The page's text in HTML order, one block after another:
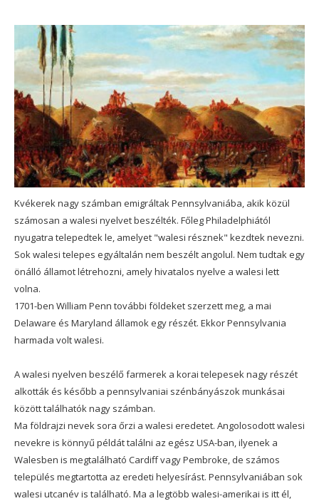
Kvékerek nagy számban emigráltak Pennsylvaniába, akik közül
számosan a walesi nyelvet beszélték. Főleg Philadelphiától
nyugatra telepedtek le, amelyet "walesi résznek" kezdtek nevezni.
Sok walesi telepes egyáltalán nem beszélt angolul. Nem tudtak egy
önálló államot létrehozni, amely hivatalos nyelve a walesi lett
volna.
1701-ben William Penn további földeket szerzett meg, a mai
Delaware és Maryland államok egy részét. Ekkor Pennsylvania
harmada volt walesi.
A walesi nyelven beszélő farmerek a korai telepesek nagy részét
alkották és később a pennsylvaniai szénbányászok munkásai
között találhatók nagy számban.
Ma földrajzi nevek sora őrzi a walesi eredetet. Angolosodott walesi
nevekre is könnyű példát találni az egész USA-ban, ilyenek a
Walesben is megtalálható Cardiff vagy Pembroke, de számos
település megtartotta az eredeti helyesírást. Pennsylvaniában sok
walesi utcanév is található. Ma a legtöbb walesi-amerikai is itt él,